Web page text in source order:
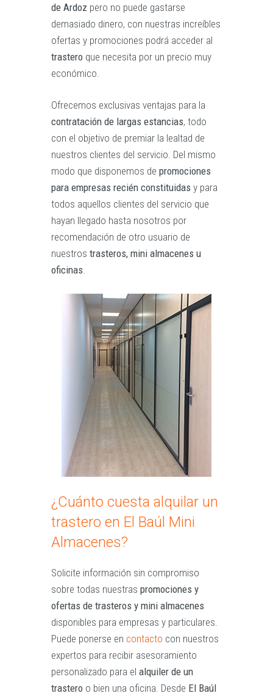
de Ardoz pero no puede gastarse
demasiado dinero, con nuestras increíbles
ofertas y promociones podrá acceder al
trastero que necesita por un precio muy
económico.
Ofrecemos exclusivas ventajas para la
contratación de largas estancias, todo
con el objetivo de premiar la lealtad de
nuestros clientes del servicio. Del mismo
modo que disponemos de promociones
para empresas recién constituidas y para
todos aquellos clientes del servicio que
hayan llegado hasta nosotros por
recomendación de otro usuario de
nuestros trasteros, mini almacenes u
oficinas
¿Cuánto cuesta alquilar un
trastero en El Baúl Mini
Almacenes?
Solicite información sin compromiso
sobre todas nuestras promociones y
ofertas de trasteros y mini almacenes
disponibles para empresas y particulares.
Puede ponerse en contacto con nuestros
expertos para recibir asesoramiento
personalizado para el alquiler de un
trastero o bien una oficina. Desde El Baúl